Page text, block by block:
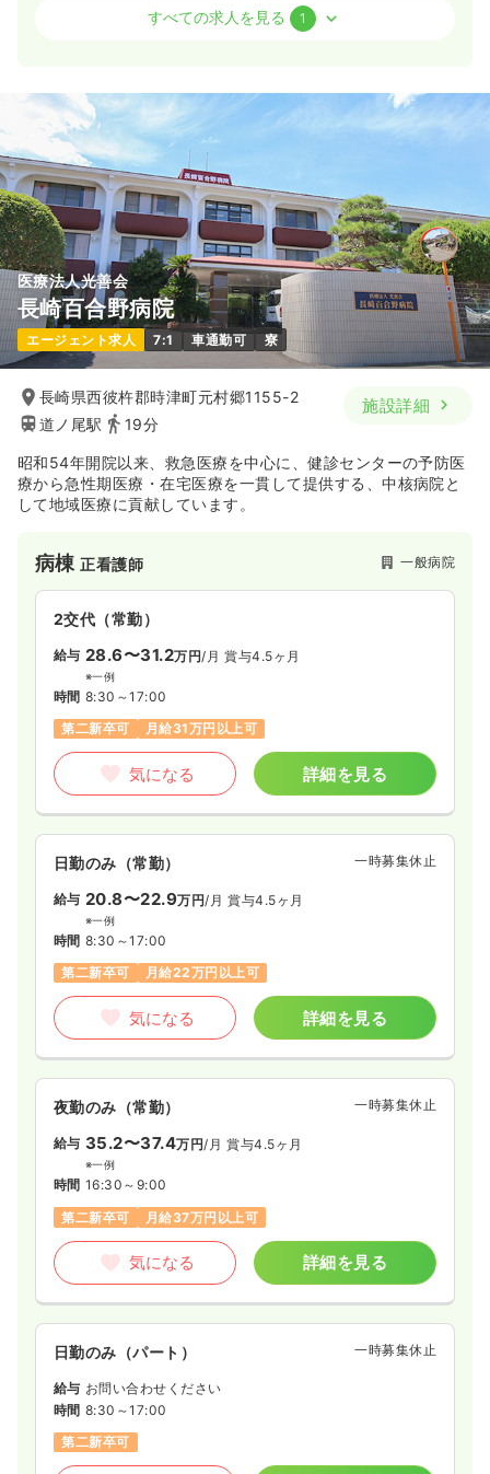
給与 19.7万円〜 /月 賞与2回
※経験3年の例
時間
8:45～17:30
4週8休以上
ブランク可
月給19万円以上可
気になる 詳細を見る
すべての求人を見る 1
医療法人光善会
長崎百合野病院
エージェント求人 7:1 車通勤可 寮
長崎県西彼杵郡時津町元村郷1155-2
道ノ尾駅
19分
施設詳細
昭和54年開院以来、救急医療を中心に、健診センターの予防医
療から急性期医療・在宅医療を一貫して提供する、中核病院と
して地域医療に貢献しています。
病棟正看護師 一般病院
2交代（常勤）
給与 28.6〜31.2万円/月 賞与4.5ヶ月
※一例
時間 8:30～17:00
第二新卒可
月給31万円以上可
気になる 詳細を見る
日勤のみ（常勤） 一時募集休止
給与 20.8〜22.9万円/月 賞与4.5ヶ月
※一例
時間 8:30～17:00
第二新卒可
月給22万円以上可
気になる 詳細を見る
夜勤のみ（常勤） 一時募集休止
給与 35.2〜37.4万円/月 賞与4.5ヶ月
※一例
時間 16:30～9:00
第二新卒可
月給37万円以上可
気になる 詳細を見る
日勤のみ（パート） 一時募集休止
給与 お問い合わせください
時間 8:30～17:00
第二新卒可